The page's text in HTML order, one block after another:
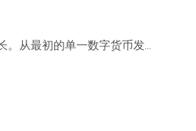
。从最初的单一数字货币发
这一充满活力且竞争激烈